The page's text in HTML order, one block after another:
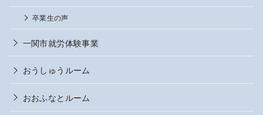
卒業生の声
一関市就労体験事業
おうしゅうルーム
おおふなとルーム